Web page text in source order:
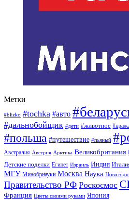
Метки
#blizko #tochka #авто
#дальнобойщик #дети #животное
#польша #путешествие #пьяный
Австралия Австрия Арктика Великобритания
Детские поделки Египет Израиль Индия
МГУ Минобрнауки Москва Наука
Правительство РФ Роскосмос
Франция Цветы своими руками Япония